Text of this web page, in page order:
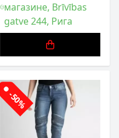
магазине, Brīvības
gatve 244, Рига
-50%